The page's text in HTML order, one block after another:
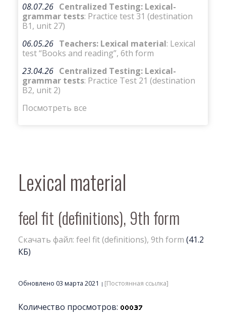
08.07.26 Centralized Testing: Lexical-
grammar tests: Practice test 31 (destination
B1, unit 27)
06.05.26 Teachers: Lexical material: Lexical
test “Books and reading”, 6th form
23.04.26 Centralized Testing: Lexical-
grammar tests: Practice Test 21 (destination
B2, unit 2)
Посмотреть все
Lexical material
feel fit (definitions), 9th form
Скачать файл: feel fit (definitions), 9th form (41.2
КБ)
Обновлено 03 марта 2021 [Постоянная ссылка]
Количество просмотров: